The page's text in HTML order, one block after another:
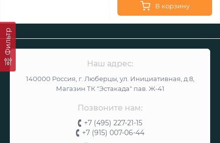
Фильтр
В корзину
Наш адрес:
140000 Россия, г. Люберцы, ул. Инициативная, д.8,
Магазин ТК "Эстакада" пав. Ж-41
Позвоните нам:
+7 (495) 227-21-15
+7 (915) 007-06-44